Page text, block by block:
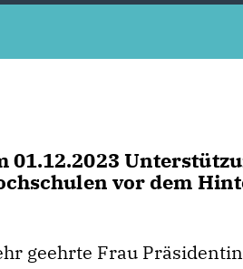
01.12.2023
vor dem
geehrte Frau